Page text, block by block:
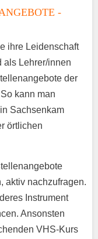
-
ihre Leidenschaft
als Lehrer/innen
der
kann man
Sachsenkam
örtlichen
aktiv nachzufragen.
Instrument
Ansonsten
VHS-Kurs